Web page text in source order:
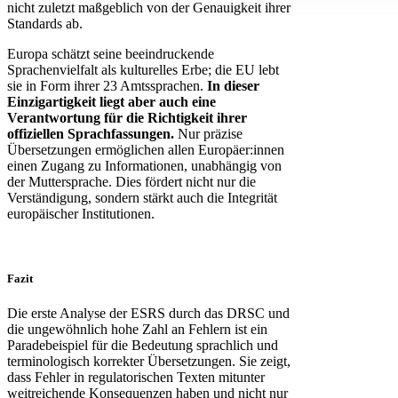
nicht zuletzt maßgeblich von der Genauigkeit ihrer
Standards ab.
Europa schätzt seine beeindruckende
Sprachenvielfalt als kulturelles Erbe; die EU lebt
sie in Form ihrer 23 Amtssprachen. In dieser
Einzigartigkeit liegt aber auch eine
Verantwortung für die Richtigkeit ihrer
offiziellen Sprachfassungen. Nur präzise
Übersetzungen ermöglichen allen Europäer:innen
einen Zugang zu Informationen, unabhängig von
der Muttersprache. Dies fördert nicht nur die
Verständigung, sondern stärkt auch die Integrität
europäischer Institutionen.
Fazit
Die erste Analyse der ESRS durch das DRSC und
die ungewöhnlich hohe Zahl an Fehlern ist ein
Paradebeispiel für die Bedeutung sprachlich und
terminologisch korrekter Übersetzungen. Sie zeigt,
dass Fehler in regulatorischen Texten mitunter
weitreichende Konsequenzen haben und nicht nur